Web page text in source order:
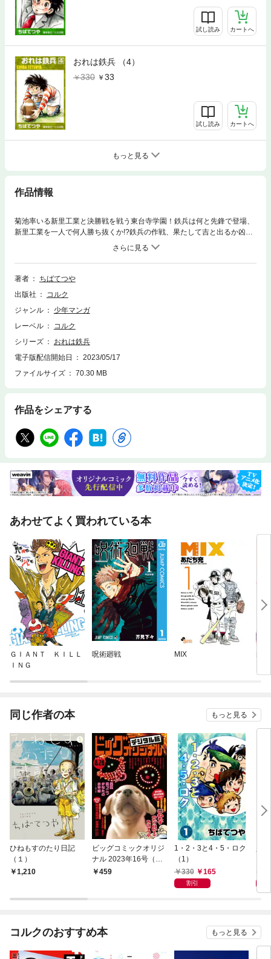
試し読み カートへ
おれは鉄兵 （4）
330
33
試し読み カートへ
もっと見る
作品情報
菊池率いる新里工業と決勝戦を戦う東台寺学園！鉄兵は何と先鋒で登場、
新里工業を一人で何人勝ち抜くか!?鉄兵の作戦、果たして吉と出るか凶と
著者
ちばてつや
出版社
コルク
ジャンル
少年マンガ
レーベル
コルク
シリーズ
おれは鉄兵
電子版配信開始日
2023/05/17
ファイルサイズ
70.30 MB
作品をシェアする
あわせてよく買われている本
ＧＩＡＮＴ ＫＩＬＬ
ＩＮＧ
呪術廻戦 MIX
同じ作者の本 もっと見る
ひねもすのたり日記
（１）
1,210
ビッグコミックオリジ
ナル 2023年16号（20
23年8月4日発売)
459
1・2・3と4・5・ロク
（1）
330
165
割引
コルクのおすすめ本 もっと見る